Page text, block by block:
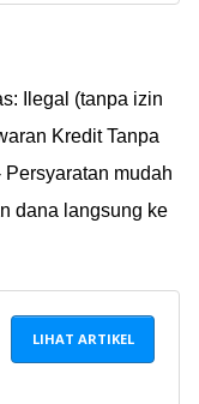
Ilegal (tanpa izin
Kredit Tanpa
mudah
dana langsung ke
LIHAT ARTIKEL